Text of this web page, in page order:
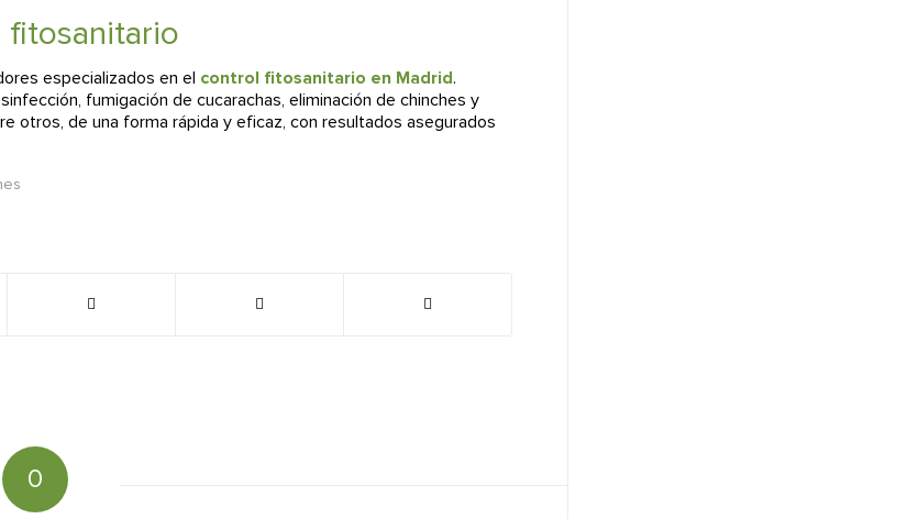
fitosanitario
especializados en el control fitosanitario en Madrid.
fumigación de cucarachas, eliminación de chinches y
otros, de una forma rápida y eficaz, con resultados asegurados
0